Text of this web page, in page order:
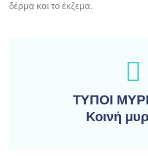
δέρμα και το έκζεμα.
ΤΥΠΟΙ
Κοινή